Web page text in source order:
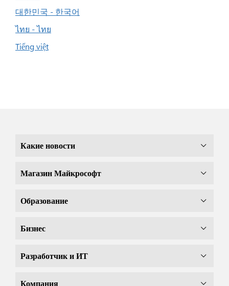
대한민국 - 한국어
ไทย - ไทย
Tiếng việt
Какие новости
Магазин Майкрософт
Образование
Бизнес
Разработчик и ИТ
Компания